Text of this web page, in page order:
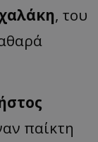
, του
παίκτη